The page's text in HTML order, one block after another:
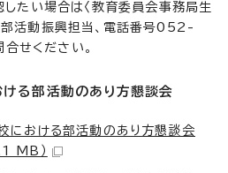
したい場合は〈教育委員会事務局生
活動振興担当、電話番号052-
せください。
る部活動のあり方懇談会
における部活動のあり方懇談会
MB）